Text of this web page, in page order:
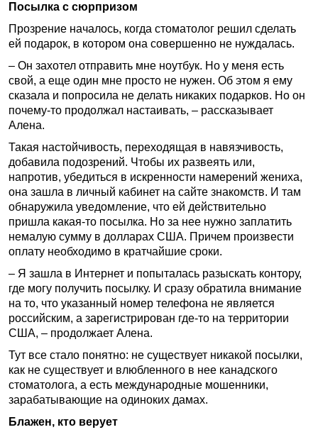
Посылка с сюрпризом
Прозрение началось, когда стоматолог решил сделать
ей подарок, в котором она совершенно не нуждалась.
– Он захотел отправить мне ноутбук. Но у меня есть
свой, а еще один мне просто не нужен. Об этом я ему
сказала и попросила не делать никаких подарков. Но он
почему-то продолжал настаивать, – рассказывает
Алена.
Такая настойчивость, переходящая в навязчивость,
добавила подозрений. Чтобы их развеять или,
напротив, убедиться в искренности намерений жениха,
она зашла в личный кабинет на сайте знакомств. И там
обнаружила уведомление, что ей действительно
пришла какая-то посылка. Но за нее нужно заплатить
немалую сумму в долларах США. Причем произвести
оплату необходимо в кратчайшие сроки.
– Я зашла в Интернет и попыталась разыскать контору,
где могу получить посылку. И сразу обратила внимание
на то, что указанный номер телефона не является
российским, а зарегистрирован где-то на территории
США, – продолжает Алена.
Тут все стало понятно: не существует никакой посылки,
как не существует и влюбленного в нее канадского
стоматолога, а есть международные мошенники,
зарабатывающие на одиноких дамах.
Блажен, кто верует